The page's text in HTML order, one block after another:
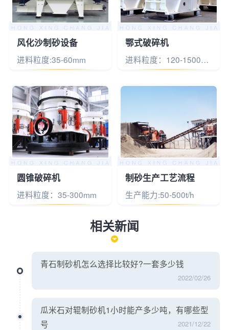
风化沙制砂设备
进料粒度:35-60mm
鄂式破碎机
进料粒度：120-1500mm
圆锥破碎机
进料粒度：35-300mm
制砂生产工艺流程
生产能力:50-500t/h
相关新闻
青石制砂机怎么选择比较好?一套多少钱
2022/02/26
瓜米石对辊制砂机1小时能产多少吨，有哪些型
号
2021/12/22